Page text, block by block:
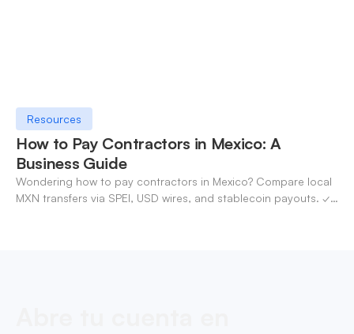
Resources
How to Pay Contractors in Mexico: A
Business Guide
Wondering how to pay contractors in Mexico? Compare local
MXN transfers via SPEI, USD wires, and stablecoin payouts. ✓